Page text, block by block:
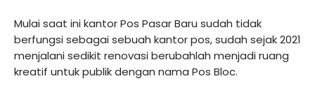
Mulai saat ini kantor Pos Pasar Baru sudah tidak
berfungsi sebagai sebuah kantor pos, sudah sejak 2021
menjalani sedikit renovasi berubahlah menjadi ruang
kreatif untuk publik dengan nama Pos Bloc.